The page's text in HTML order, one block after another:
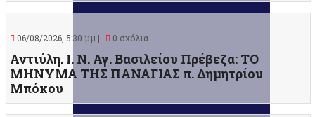
06/08/2026, 5:30 μμ | 0 σχόλια
Αντιύλη. Ι. Ν. Αγ. Βασιλείου Πρέβεζα: ΤΟ
ΜΗΝΥΜΑ ΤΗΣ ΠΑΝΑΓΙΑΣ π. Δημητρίου
Μπόκου